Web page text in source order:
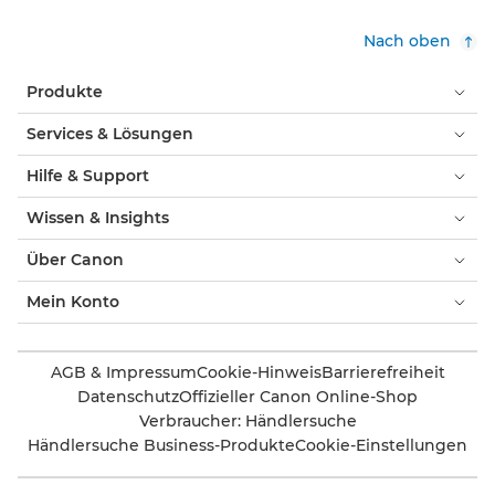
Nach oben
Produkte
Services & Lösungen
Hilfe & Support
Wissen & Insights
Über Canon
Mein Konto
AGB & ImpressumCookie-HinweisBarrierefreiheit
DatenschutzOffizieller Canon Online-Shop
Verbraucher: Händlersuche
Händlersuche Business-ProdukteCookie-Einstellungen